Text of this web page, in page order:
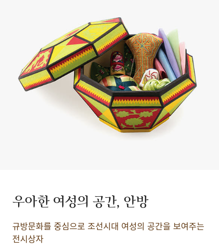
우아한 여성의 공간, 안방
규방문화를 중심으로 조선시대 여성의 공간을 보여주는
전시상자